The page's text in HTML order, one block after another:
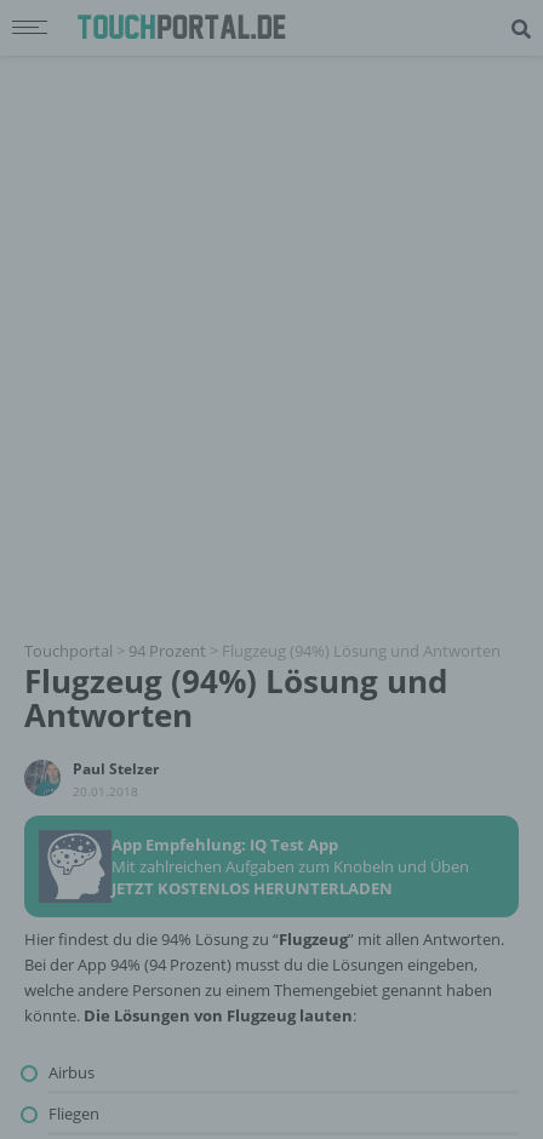
Touchportal > 94 Prozent > Flugzeug (94%) Lösung und Antworten
Flugzeug (94%) Lösung und
Antworten
Paul Stelzer
20.01.2018
App Empfehlung: IQ Test App
Mit zahlreichen Aufgaben zum Knobeln und Üben
JETZT KOSTENLOS HERUNTERLADEN
Hier findest du die 94% Lösung zu “Flugzeug” mit allen Antworten.
Bei der App 94% (94 Prozent) musst du die Lösungen eingeben,
welche andere Personen zu einem Themengebiet genannt haben
könnte. Die Lösungen von Flugzeug lauten:
Airbus
Fliegen